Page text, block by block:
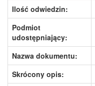
Ilość odwiedzin:
Podmiot
udostępniający:
Nazwa dokumentu:
Skrócony opis: